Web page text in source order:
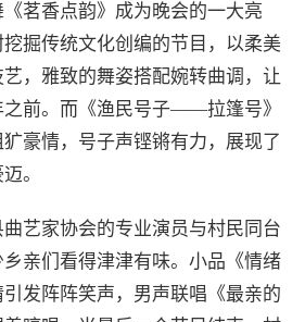
茗香点韵》成为晚会的一大亮
掘传统文化创编的节目，以柔美
，雅致的舞姿搭配婉转曲调，让
前。而《渔民号子——拉篷号》
豪情，号子声铿锵有力，展现了
。
艺家协会的专业演员与村民同台
亲们看得津津有味。小品《情绪
发阵阵笑声，男声联唱《最亲的